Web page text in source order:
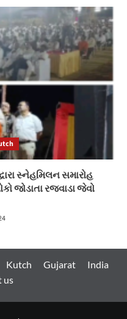
સ્નેહમિલન સમારોહ
જોડાતા રજવાડા જેવો
Kutch Gujarat
India
us